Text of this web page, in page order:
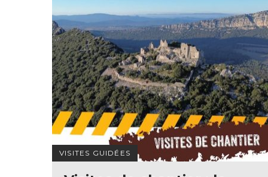
VISITES GUIDÉES